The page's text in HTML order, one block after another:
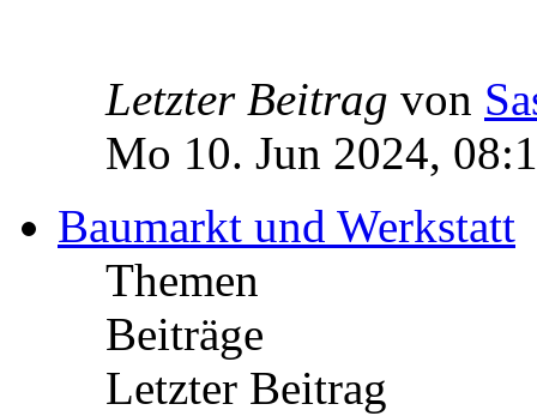
Letzter Beitrag von
Mo 10. Jun 2024,
Baumarkt und Werkstatt
Themen
Beiträge
Letzter Beitrag